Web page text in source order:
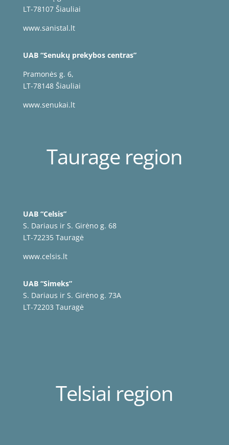
LT-78107 Šiauliai
www.sanistal.lt
UAB “Senukų prekybos centras”
Pramonės g. 6,
LT-78148 Šiauliai
www.senukai.lt
Taurage region
UAB “Celsis”
S. Dariaus ir S. Girėno g. 68
LT-72235 Tauragė
www.celsis.lt
UAB “Simeks”
S. Dariaus ir S. Girėno g. 73A
LT-72203 Tauragė
Telsiai region